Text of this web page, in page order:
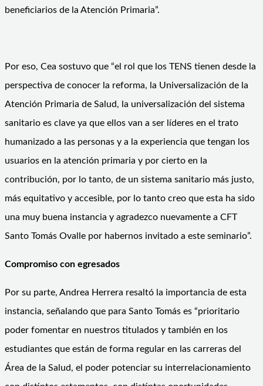
beneficiarios de la Atención Primaria”.
Por eso, Cea sostuvo que “el rol que los TENS tienen desde la
perspectiva de conocer la reforma, la Universalización de la
Atención Primaria de Salud, la universalización del sistema
sanitario es clave ya que ellos van a ser líderes en el trato
humanizado a las personas y a la experiencia que tengan los
usuarios en la atención primaria y por cierto en la
contribución, por lo tanto, de un sistema sanitario más justo,
más equitativo y accesible, por lo tanto creo que esta ha sido
una muy buena instancia y agradezco nuevamente a CFT
Santo Tomás Ovalle por habernos invitado a este seminario”.
Compromiso con egresados
Por su parte, Andrea Herrera resaltó la importancia de esta
instancia, señalando que para Santo Tomás es “prioritario
poder fomentar en nuestros titulados y también en los
estudiantes que están de forma regular en las carreras del
Área de la Salud, el poder potenciar su interrelacionamiento